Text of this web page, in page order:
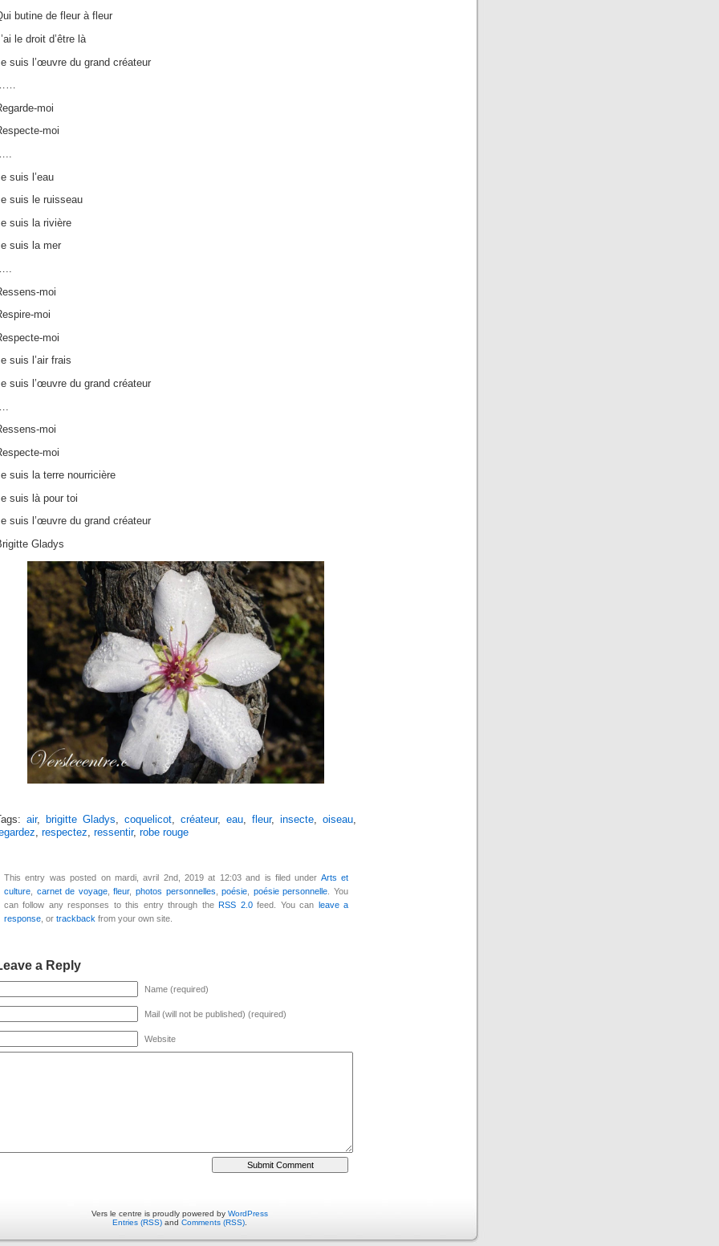
butine de fleur à fleur
le droit d’être là
suis l’œuvre du grand créateur
moi
moi
suis l’eau
suis le ruisseau
suis la rivière
suis la mer
moi
moi
moi
suis l’air frais
suis l’œuvre du grand créateur
moi
moi
suis la terre nourricière
suis là pour toi
suis l’œuvre du grand créateur
Gladys
air, brigitte Gladys, coquelicot, créateur, eau, fleur, insecte, oiseau,
, respectez, ressentir, robe rouge
This entry was posted on mardi, avril 2nd, 2019 at 12:03 and is filed under Arts et
culture
carnet de voyage,fleur,photos personnelles ,poésie poésie personnelle . You
can follow any responses to this entry through the RSS 2.0feed. You can
leave a
response , or trackback from your own site.
a Reply
Name (required)
Mail (will not be published) (required)
Website
Vers le centre is proudly powered by WordPress
Entries (RSS) and Comments (RSS).